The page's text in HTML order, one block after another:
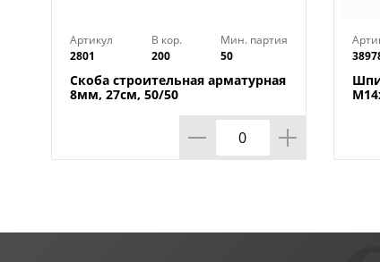
Артикул
2801
В кор.
200
Мин. партия
50
Скоба строительная арматурная
8мм, 27см, 50/50